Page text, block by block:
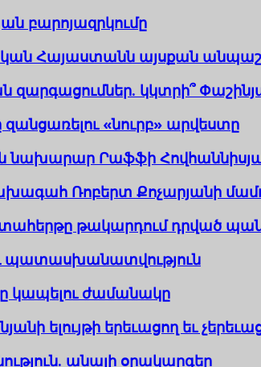
բարոյազրկումը
Հայաստանն այսքան
կկտրի՞
«նուրբ» արվեստը
Րաֆֆի
Ռոբերտ Քոչարյանի
թակարդում դրված
պատասխանատվություն
կապելու ժամանակը
ելույթի երեւացող եւ
անալի օրակարգեր